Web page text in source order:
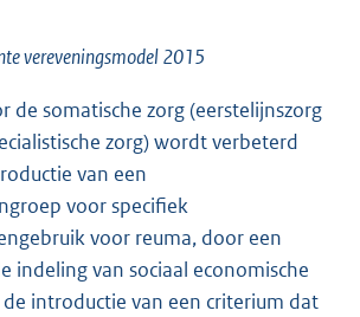
vereveningsmodel 2015
de somatische zorg (eerstelijnszorg
zorg) wordt verbeterd
van een
voor specifiek
voor reuma, door een
indeling van sociaal economische
introductie van een criterium dat